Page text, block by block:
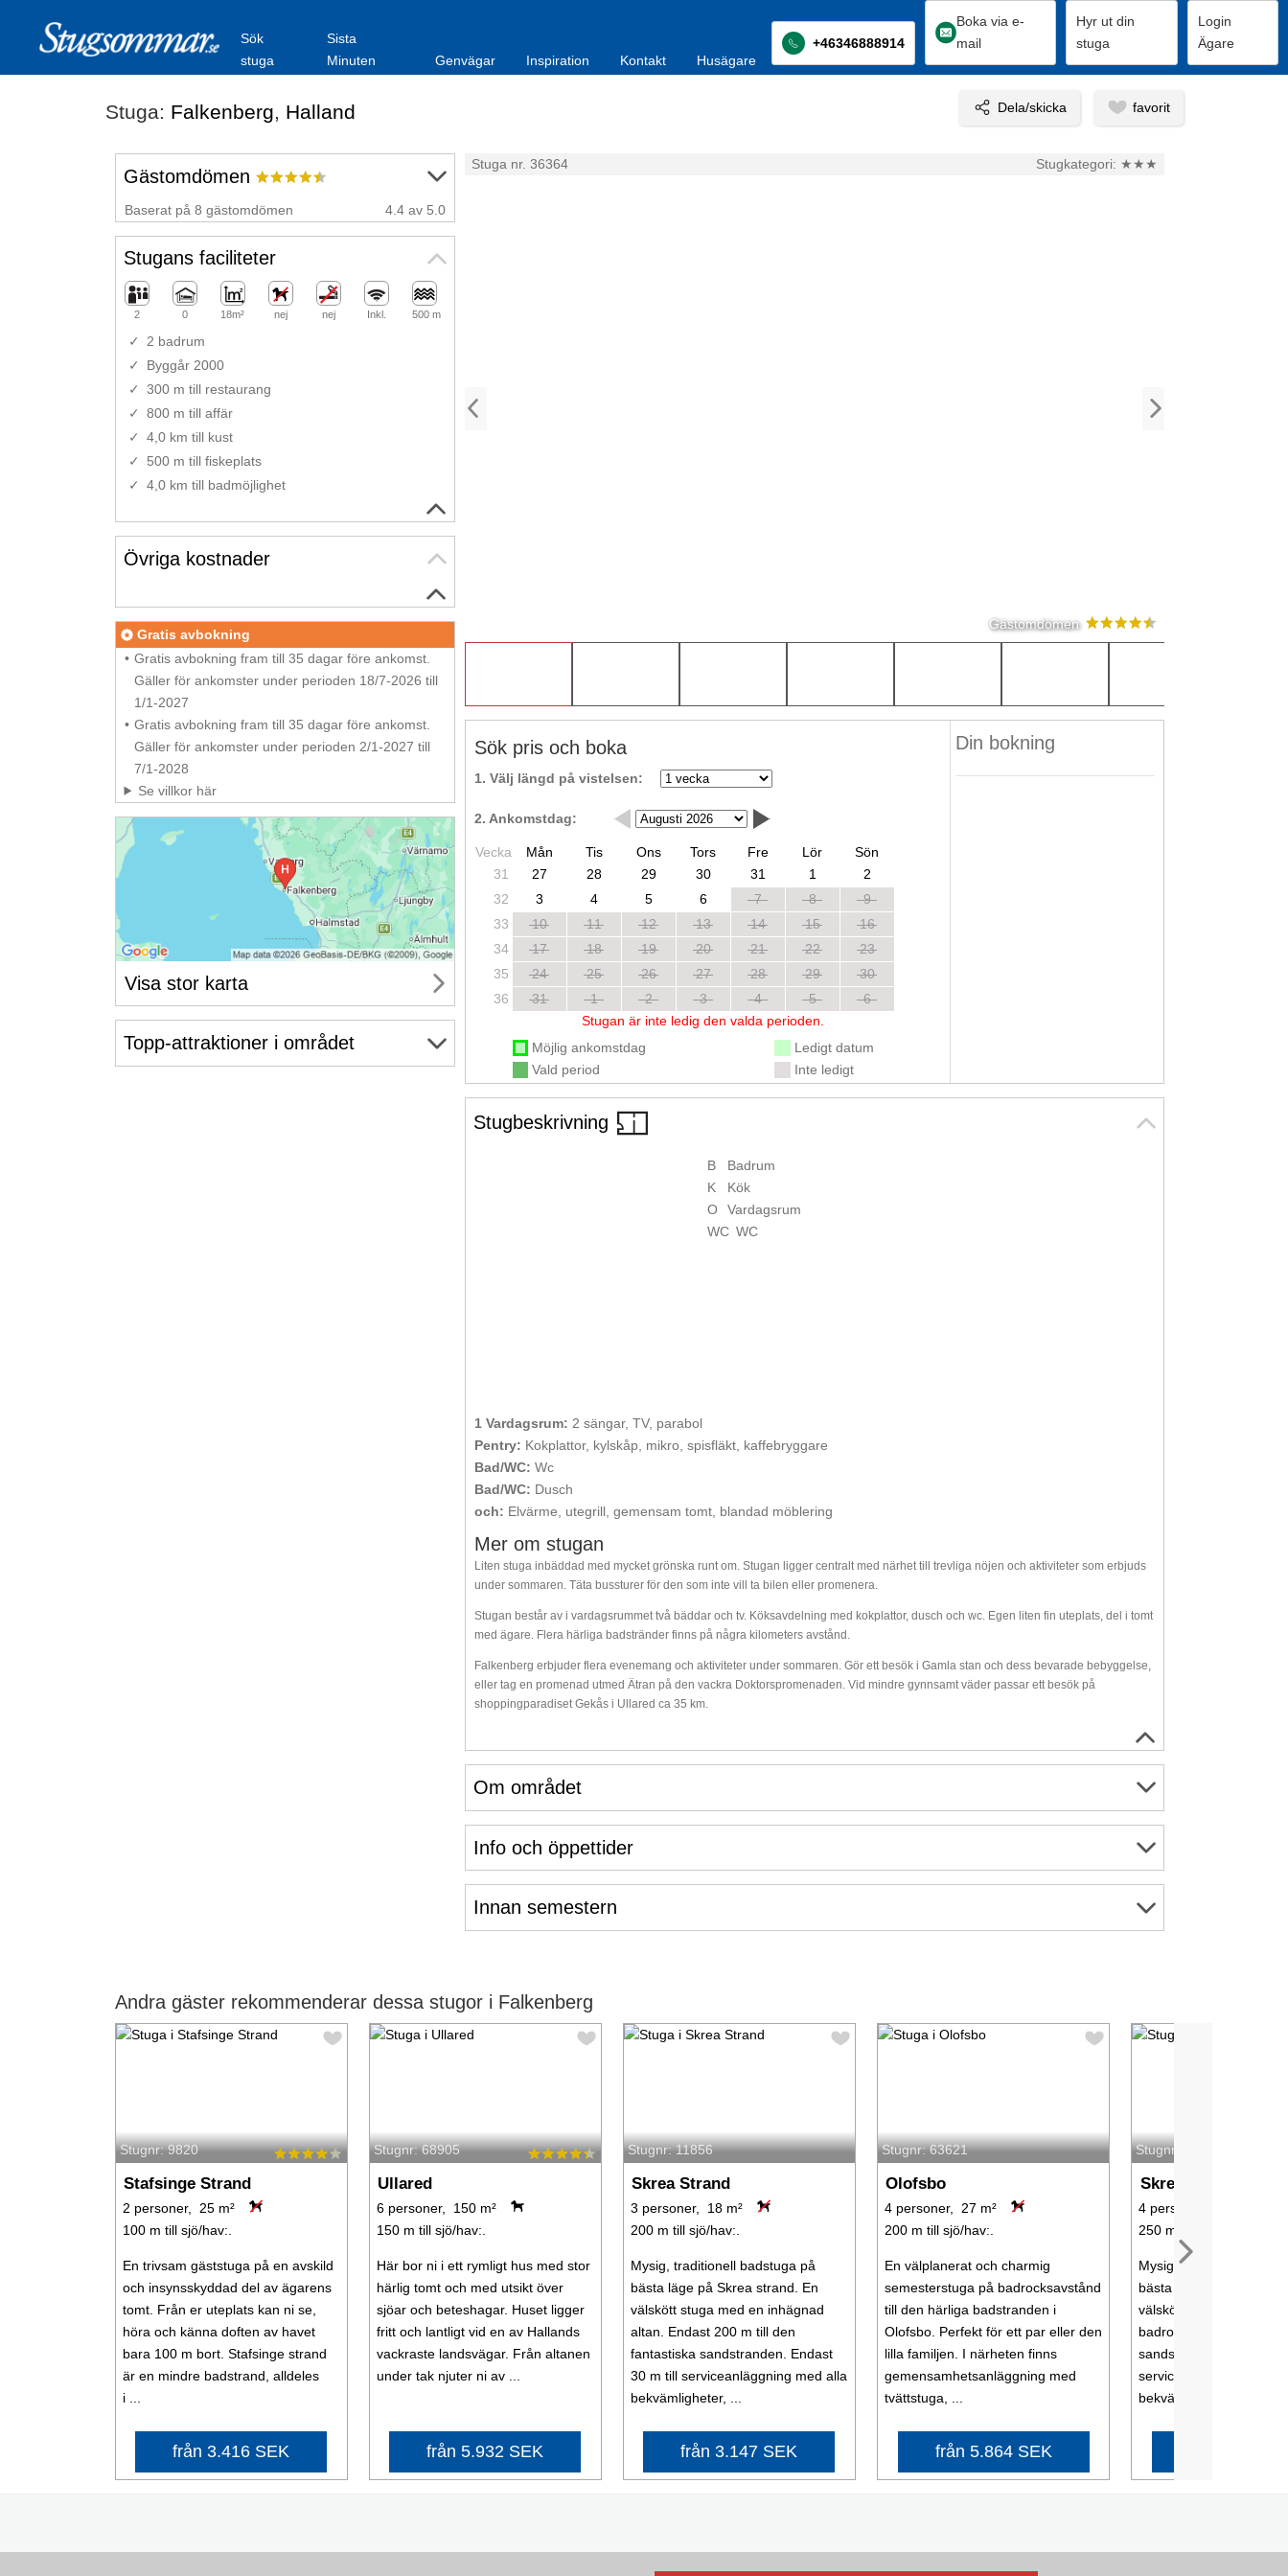
Sök
stuga
Sista
Minuten
Genvägar Inspiration Kontakt Husägare
+46346888914
Boka via e-
mail
Hyr ut din
stuga
Login
Ägare
Stuga: Falkenberg, Halland
Stuga nr. 36364 Stugkategori: ★★★
Gästomdömen
Sök pris och boka
1. Välj längd på vistelsen:
2. Ankomstdag:
Vecka Mån Tis Ons Tors Fre Lör
Sön
31
27 28 29 30 31 1
2
32
3 4 5 6 7 8
9
33
10 11 12 13 14 15
16
34
17 18 19 20 21 22
23
35
24 25 26 27 28 29
30
36
31 1 2 3 4 5
6
Stugan är inte ledig den valda perioden.
Möjlig ankomstdag
Vald period
Ledigt datum
Inte ledigt
Din bokning
Stugbeskrivning
B
Badrum
K
Kök
O
Vardagsrum
WC WC
1 Vardagsrum: 2 sängar, TV, parabol
Pentry: Kokplattor, kylskåp, mikro, spisfläkt, kaffebryggare
Bad/WC: Wc
Bad/WC: Dusch
och: Elvärme, utegrill, gemensam tomt, blandad möblering
Mer om stugan
Liten stuga inbäddad med mycket grönska runt om. Stugan ligger centralt med närhet till trevliga nöjen och aktiviteter som erbjuds
under sommaren. Täta bussturer för den som inte vill ta bilen eller promenera.
Stugan består av i vardagsrummet två bäddar och tv. Köksavdelning med kokplattor, dusch och wc. Egen liten fin uteplats, del i tomt
med ägare. Flera härliga badstränder finns på några kilometers avstånd.
Falkenberg erbjuder flera evenemang och aktiviteter under sommaren. Gör ett besök i Gamla stan och dess bevarade bebyggelse,
eller tag en promenad utmed Ätran på den vackra Doktorspromenaden. Vid mindre gynnsamt väder passar ett besök på
shoppingparadiset Gekås i Ullared ca 35 km.
Om området
Info och öppettider
Innan semestern
Gästomdömen
Baserat på 8 gästomdömen 4.4 av 5.0
Stugans faciliteter
2 0 18m² nej nej Inkl. 500 m
2 badrum
Byggår 2000
300 m till restaurang
800 m till affär
4,0 km till kust
500 m till fiskeplats
4,0 km till badmöjlighet
Övriga kostnader
Gratis avbokning
Gratis avbokning fram till 35 dagar före ankomst.
Gäller för ankomster under perioden 18/7-2026 till
1/1-2027
Gratis avbokning fram till 35 dagar före ankomst.
Gäller för ankomster under perioden 2/1-2027 till
7/1-2028
Se villkor här
Visa stor karta
Topp-attraktioner i området
Andra gäster rekommenderar dessa stugor i Falkenberg
Stugnr: 9820
Stafsinge Strand
2 personer, 25 m²
100 m till sjö/hav:.
En trivsam gäststuga på en avskild
och insynsskyddad del av ägarens
tomt. Från er uteplats kan ni se,
höra och känna doften av havet
bara 100 m bort. Stafsinge strand
är en mindre badstrand, alldeles
i ...
från 3.416 SEK
Stugnr: 68905
Ullared
6 personer, 150 m²
150 m till sjö/hav:.
Här bor ni i ett rymligt hus med stor
härlig tomt och med utsikt över
sjöar och beteshagar. Huset ligger
fritt och lantligt vid en av Hallands
vackraste landsvägar. Från altanen
under tak njuter ni av ...
från 5.932 SEK
Stugnr: 11856
Skrea Strand
3 personer, 18 m²
200 m till sjö/hav:.
Mysig, traditionell badstuga på
bästa läge på Skrea strand. En
välskött stuga med en inhägnad
altan. Endast 200 m till den
fantastiska sandstranden. Endast
30 m till serviceanläggning med alla
bekvämligheter, ...
från 3.147 SEK
Stugnr: 63621
Olofsbo
4 personer, 27 m²
200 m till sjö/hav:.
En välplanerat och charmig
semesterstuga på badrocksavstånd
till den härliga badstranden i
Olofsbo. Perfekt för ett par eller den
lilla familjen. I närheten finns
gemensamhetsanläggning med
tvättstuga, ...
från 5.864 SEK
Stugnr: 57867
Skrea Strand
4 personer, 18 m²
250 m till sjö/hav:.
Mysig, traditionell
bästa läge på Skrea
välskött stuga med
badrocksavstånd till
sandstranden. Endast
serviceanläggning med
bekvämligheter, toalett,